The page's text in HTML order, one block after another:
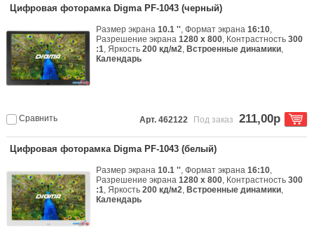
Цифровая фоторамка Digma PF-1043 (черный)
Размер экрана10.1 '', Формат экрана16:10,
Разрешение экрана1280 x 800, Контрастность300
:1, Яркость200 кд/м2, Встроенные динамики,
Календарь
Сравнить Арт. 462122 Под заказ 211,00р
Цифровая фоторамка Digma PF-1043 (белый)
Размер экрана10.1 '', Формат экрана16:10,
Разрешение экрана1280 x 800, Контрастность300
:1, Яркость200 кд/м2, Встроенные динамики,
Календарь